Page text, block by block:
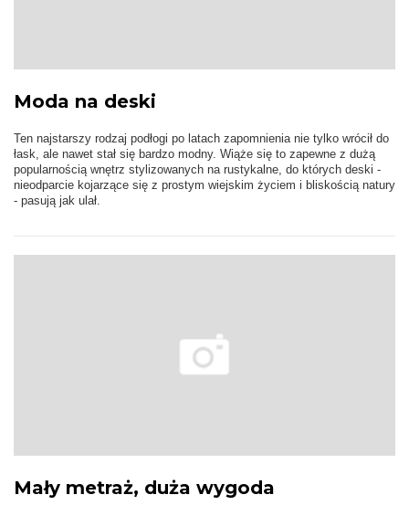
Moda na deski
Ten najstarszy rodzaj podłogi po latach zapomnienia nie tylko wrócił do
łask, ale nawet stał się bardzo modny. Wiąże się to zapewne z dużą
popularnością wnętrz stylizowanych na rustykalne, do których deski -
nieodparcie kojarzące się z prostym wiejskim życiem i bliskością natury
- pasują jak ulał.
Mały metraż, duża wygoda